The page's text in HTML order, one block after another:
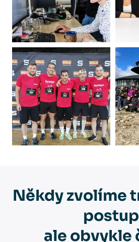
Někdy zvolíme
ale obvykle